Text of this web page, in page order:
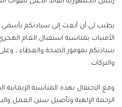
يطيب لي أن أبعث إلى سيادتكم بأسمى
سيادتكم بموفور الصحة والعطاء ،
والبركات .
ومع الاحتفال بهذه المناسبة الإيمانية
الرحمة الإلهية وتأصيل سنن العمل